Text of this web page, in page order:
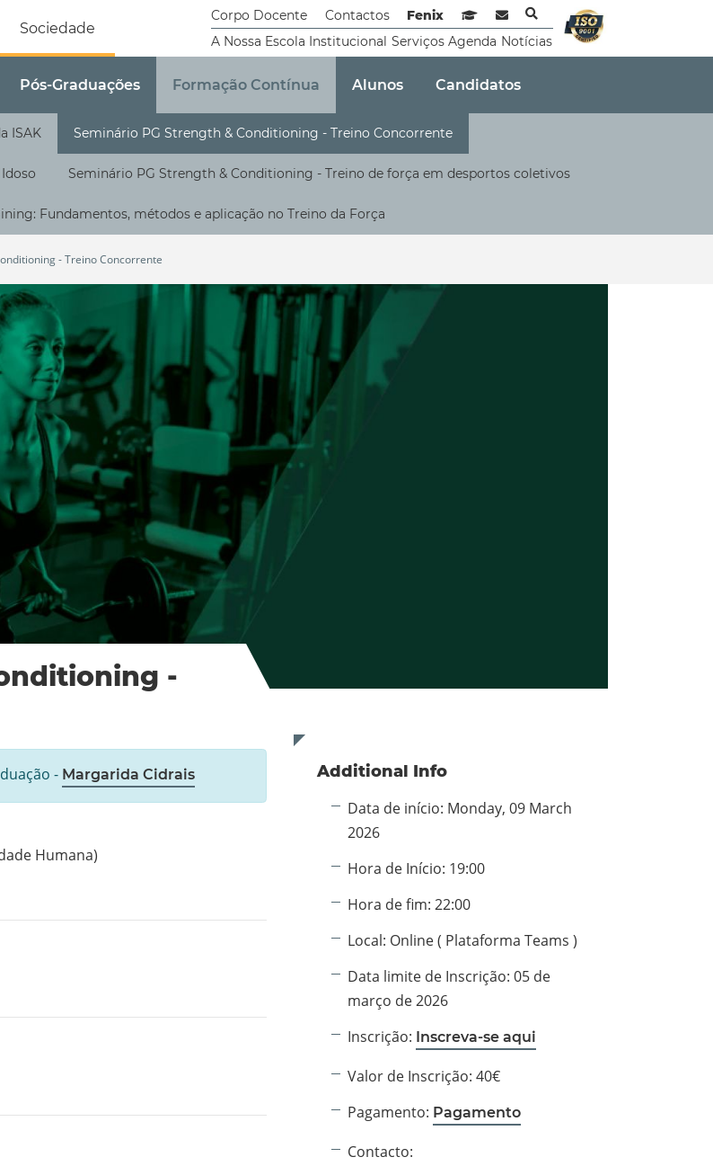
Humana
Sociedade
Corpo Docente Contactos Fenix
Sistema de Gestão de Aprendizagem
Webmail
A Nossa Escola Institucional Serviços Agenda Notícias
Pós-Graduações Formação Contínua Alunos Candidatos
ISAK Seminário PG Strength & Conditioning - Treino Concorrente
Seminário PG Strength & Conditioning - Treino de força em desportos coletivos
Fundamentos, métodos e aplicação no Treino da Força
- Treino Concorrente
-
- Margarida Cidrais
Humana)
Additional Info
Data de início: Monday, 09 March
2026
Hora de Início: 19:00
Hora de fim: 22:00
Local: Online ( Plataforma Teams )
Data limite de Inscrição: 05 de
março de 2026
Inscrição: Inscreva-se aqui
Valor de Inscrição: 40€
Pagamento: Pagamento
Contacto: